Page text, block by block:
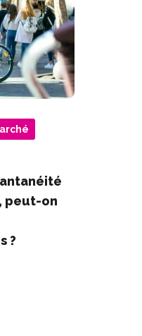
peut-on
?